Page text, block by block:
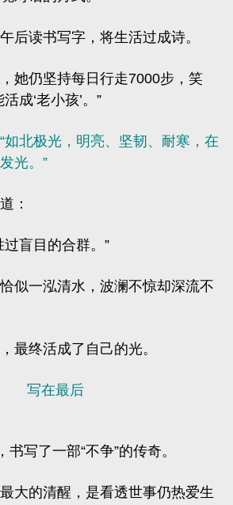
后读书写字，将生活过成诗。
她仍坚持每日行走7000步，笑
成‘老小孩’。”
“如北极光，明亮、坚韧、耐寒，在
光。”
：
盲目的合群。”
似一泓清水，波澜不惊却深流不
最终活成了自己的光。
写在最后
写了一部“不争”的传奇。
大的清醒，是看透世事仍热爱生